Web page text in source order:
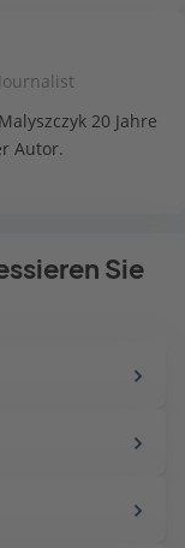
20 Jahre
Autor.
Sie